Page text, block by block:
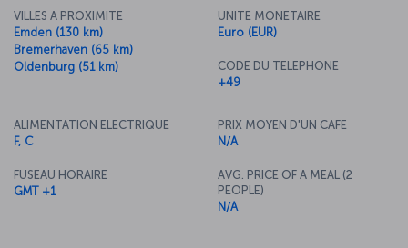
VILLES A PROXIMITE
Emden (130 km)
Bremerhaven (65 km)
Oldenburg (51 km)
UNITE MONETAIRE
Euro (EUR)
CODE DU TELEPHONE
+49
ALIMENTATION ELECTRIQUE
F, C
FUSEAU HORAIRE
GMT +1
PRIX MOYEN D'UN CAFE
N/A
AVG. PRICE OF A MEAL (2
PEOPLE)
N/A